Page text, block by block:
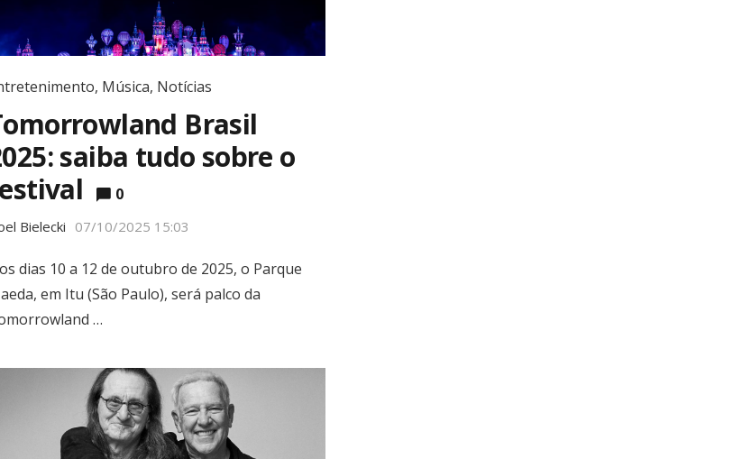
, Música, Notícias
Brasil
saiba tudo sobre o
0
Bielecki 07/10/2025 15:03
dias 10 a 12 de outubro de 2025, o Parque
em Itu (São Paulo), será palco da
…